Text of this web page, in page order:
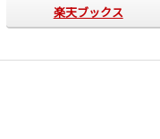
楽天ブックス